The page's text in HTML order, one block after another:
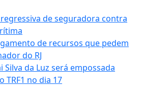
regressiva de seguradora contra
de recursos que pedem
do RJ
Silva da Luz será empossada
TRF1 no dia 17